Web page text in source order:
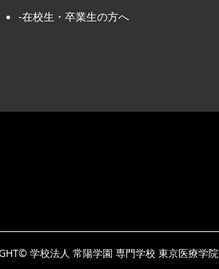
-在校生・卒業生の方へ
学校法人 常陽学園 専門学校 東京医療学院